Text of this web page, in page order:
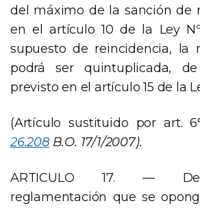
del máximo de la sanción de
en el artículo 10 de la Ley Nº
supuesto de reincidencia, la
podrá ser quintuplicada,
previsto en el artículo 15 de la
(Artículo sustituido por art.
26.208B.O. 17/1/2007).
ARTICULO 17. —
reglamentación que se